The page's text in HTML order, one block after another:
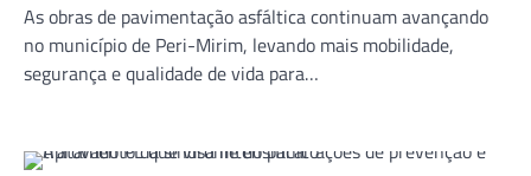
As obras de pavimentação asfáltica continuam avançando
no município de Peri-Mirim, levando mais mobilidade,
segurança e qualidade de vida para…